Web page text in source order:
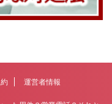
運営者情報